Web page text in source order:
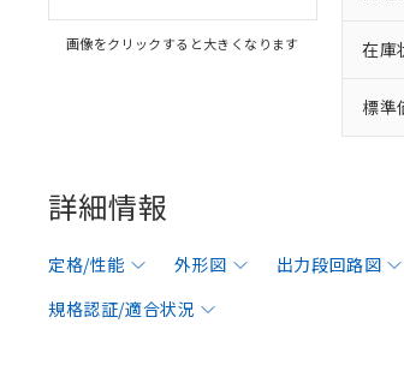
画像をクリックすると大きくなります 在庫
標準
詳細情報
定格/性能 外形図 出力段回路図
規格認証/適合状況